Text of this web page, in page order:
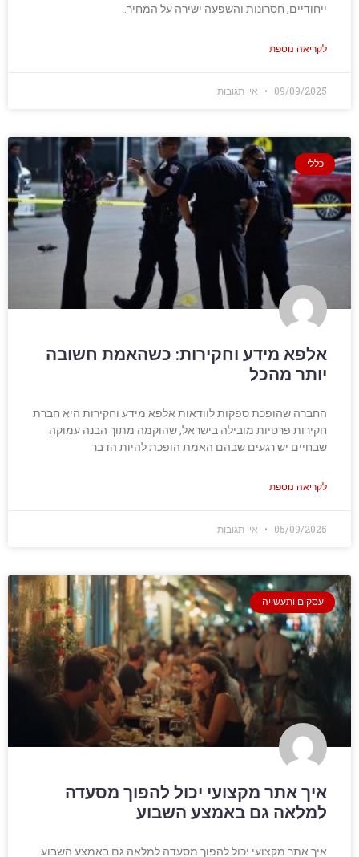
ייחודיים, חסרונות והשפעה ישירה על המחיר.
לקריאה נוספת
09/09/2025 אין תגובות
כללי
אלפא מידע וחקירות: כשהאמת חשובה
יותר מהכל
החברה שהופכת ספקות לוודאות אלפא מידע וחקירות היא חברת
חקירות פרטיות מובילה בישראל, שהוקמה מתוך הבנה עמוקה
שבחיים יש רגעים שבהם האמת הופכת להיות הדבר
לקריאה נוספת
05/09/2025 אין תגובות
עסקים ותעשייה
איך אתר מקצועי יכול להפוך מסעדה
למלאה גם באמצע השבוע
איך אתר מקצועי יכול להפוך מסעדה למלאה גם באמצע השבוע